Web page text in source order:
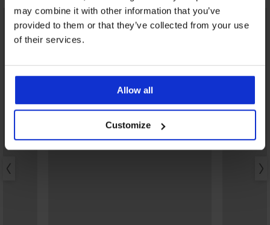
may combine it with other information that you’ve
provided to them or that they’ve collected from your use
of their services.
Allow all
Customize